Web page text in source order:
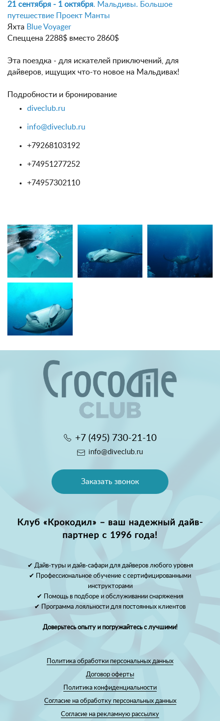
21 сентября - 1 октября. Мальдивы. Большое
путешествие Проект Манты
Яхта Blue Voyager
Спеццена 2288$ вместо 2860$
Эта поездка - для искателей приключений, для
дайверов, ищущих что-то новое на Мальдивах!
Подробности и бронирование
diveclub.ru
info@diveclub.ru
+79268103192
+74951277252
+74957302110
+7 (495) 730-21-10
info@diveclub.ru
Заказать звонок
Клуб «Крокодил» – ваш надежный дайв-
партнер с 1996 года!
✔ Дайв-туры и дайв-сафари для дайверов любого уровня
✔ Профессиональное обучение с сертифицированными
инструкторами
✔ Помощь в подборе и обслуживании снаряжения
✔ Программа лояльности для постоянных клиентов
Доверьтесь опыту и погружайтесь с лучшими!
Политика обработки персональных данных
Договор оферты
Политика конфиденциальности
Согласие на обработку персональных данных
Согласие на рекламную рассылку